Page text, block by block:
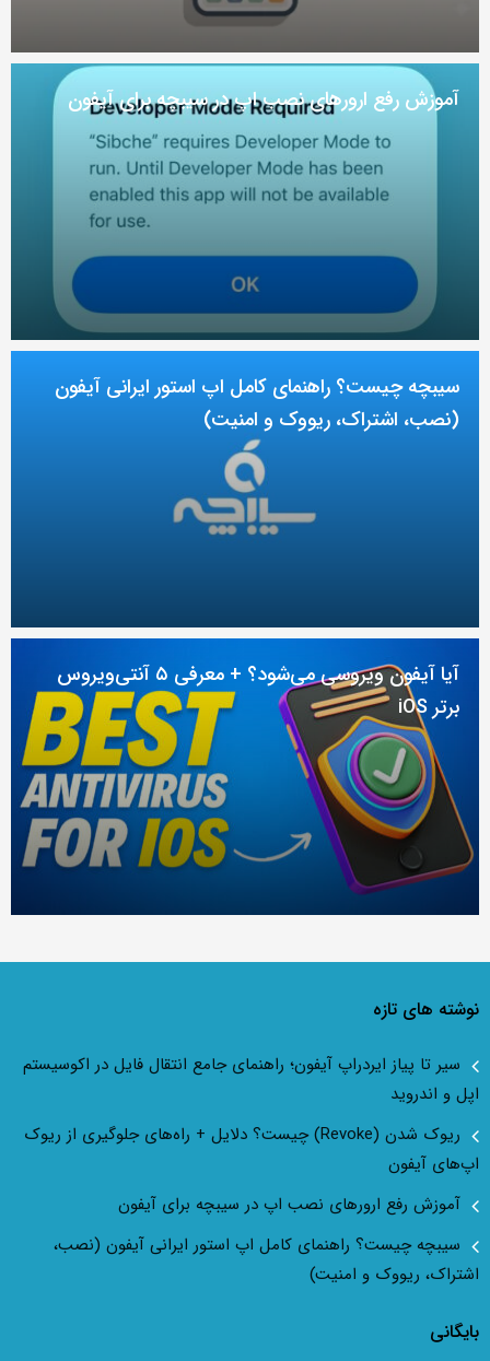
آموزش رفع ارور‌های نصب اپ در سیبچه برای آیفون
سیبچه چیست؟ راهنمای کامل اپ استور ایرانی آیفون
(نصب، اشتراک، ریووک و امنیت)
آیا آیفون ویروسی می‌شود؟ + معرفی ۵ آنتی‌ویروس
برتر iOS
نوشته های تازه
سیر تا پیاز ایردراپ آیفون؛ راهنمای جامع انتقال فایل در اکوسیستم
اپل و اندروید
ریوک شدن (Revoke) چیست؟ دلایل + راه‌های جلوگیری از ریوک
اپ‌های آیفون
آموزش رفع ارور‌های نصب اپ در سیبچه برای آیفون
سیبچه چیست؟ راهنمای کامل اپ استور ایرانی آیفون (نصب،
اشتراک، ریووک و امنیت)
بایگانی